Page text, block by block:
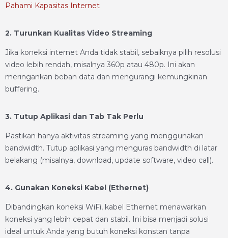
Pahami Kapasitas Internet
2. Turunkan Kualitas Video Streaming
Jika koneksi internet Anda tidak stabil, sebaiknya pilih resolusi
video lebih rendah, misalnya 360p atau 480p. Ini akan
meringankan beban data dan mengurangi kemungkinan
buffering.
3. Tutup Aplikasi dan Tab Tak Perlu
Pastikan hanya aktivitas streaming yang menggunakan
bandwidth. Tutup aplikasi yang menguras bandwidth di latar
belakang (misalnya, download, update software, video call).
4. Gunakan Koneksi Kabel (Ethernet)
Dibandingkan koneksi WiFi, kabel Ethernet menawarkan
koneksi yang lebih cepat dan stabil. Ini bisa menjadi solusi
ideal untuk Anda yang butuh koneksi konstan tanpa